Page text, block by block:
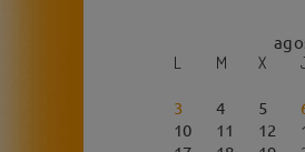
L
M X
3
4 5
10
11 12